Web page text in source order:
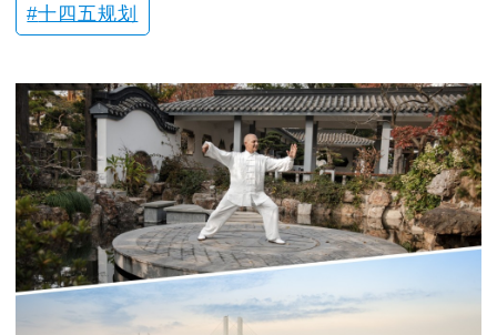
十四五规划